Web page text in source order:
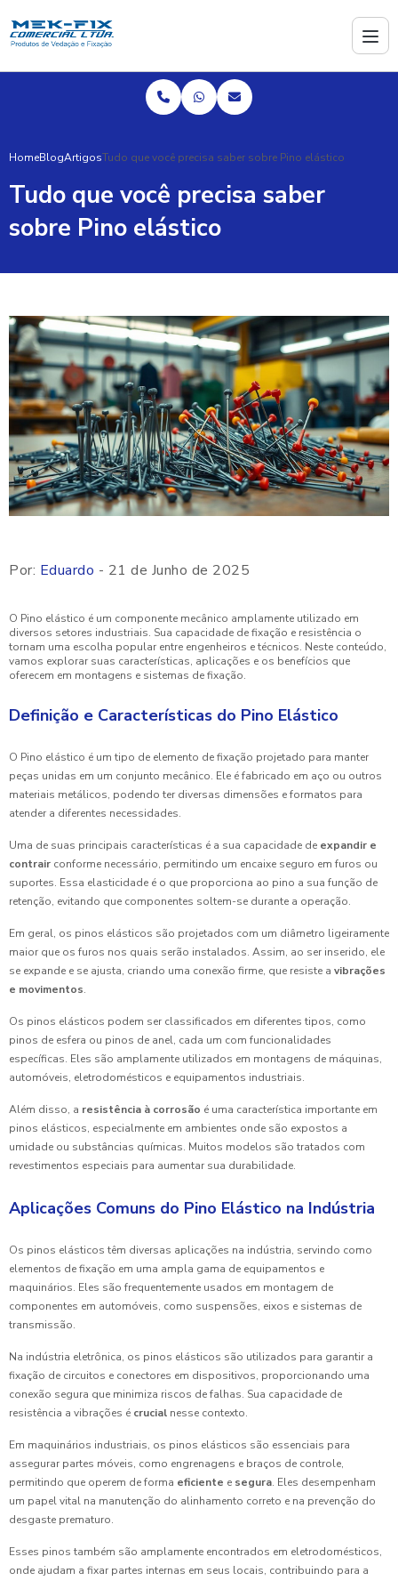
HomeBlogArtigosTudo que você precisa saber sobre Pino elástico
Tudo que você precisa saber
sobre Pino elástico
Por: Eduardo - 21 de Junho de 2025
O Pino elástico é um componente mecânico amplamente utilizado em
diversos setores industriais. Sua capacidade de fixação e resistência o
tornam uma escolha popular entre engenheiros e técnicos. Neste conteúdo,
vamos explorar suas características, aplicações e os benefícios que
oferecem em montagens e sistemas de fixação.
Definição e Características do Pino Elástico
O Pino elástico é um tipo de elemento de fixação projetado para manter
peças unidas em um conjunto mecânico. Ele é fabricado em aço ou outros
materiais metálicos, podendo ter diversas dimensões e formatos para
atender a diferentes necessidades.
Uma de suas principais características é a sua capacidade de expandir e
contrair conforme necessário, permitindo um encaixe seguro em furos ou
suportes. Essa elasticidade é o que proporciona ao pino a sua função de
retenção, evitando que componentes soltem-se durante a operação.
Em geral, os pinos elásticos são projetados com um diâmetro ligeiramente
maior que os furos nos quais serão instalados. Assim, ao ser inserido, ele
se expande e se ajusta, criando uma conexão firme, que resiste a vibrações
e movimentos.
Os pinos elásticos podem ser classificados em diferentes tipos, como
pinos de esfera ou pinos de anel, cada um com funcionalidades
específicas. Eles são amplamente utilizados em montagens de máquinas,
automóveis, eletrodomésticos e equipamentos industriais.
Além disso, a resistência à corrosão é uma característica importante em
pinos elásticos, especialmente em ambientes onde são expostos a
umidade ou substâncias químicas. Muitos modelos são tratados com
revestimentos especiais para aumentar sua durabilidade.
Aplicações Comuns do Pino Elástico na Indústria
Os pinos elásticos têm diversas aplicações na indústria, servindo como
elementos de fixação em uma ampla gama de equipamentos e
maquinários. Eles são frequentemente usados em montagem de
componentes em automóveis, como suspensões, eixos e sistemas de
transmissão.
Na indústria eletrônica, os pinos elásticos são utilizados para garantir a
fixação de circuitos e conectores em dispositivos, proporcionando uma
conexão segura que minimiza riscos de falhas. Sua capacidade de
resistência a vibrações é crucial nesse contexto.
Em maquinários industriais, os pinos elásticos são essenciais para
assegurar partes móveis, como engrenagens e braços de controle,
permitindo que operem de forma eficiente e segura. Eles desempenham
um papel vital na manutenção do alinhamento correto e na prevenção do
desgaste prematuro.
Esses pinos também são amplamente encontrados em eletrodomésticos,
onde ajudam a fixar partes internas em seus locais, contribuindo para a